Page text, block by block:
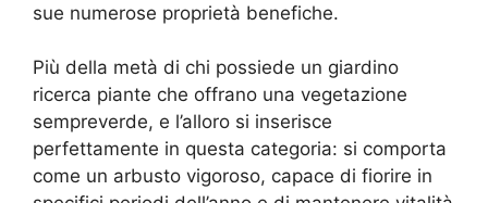
sue numerose proprietà benefiche.
Più della metà di chi possiede un giardino
ricerca piante che offrano una vegetazione
sempreverde, e l’alloro si inserisce
perfettamente in questa categoria: si comporta
come un arbusto vigoroso, capace di fiorire in